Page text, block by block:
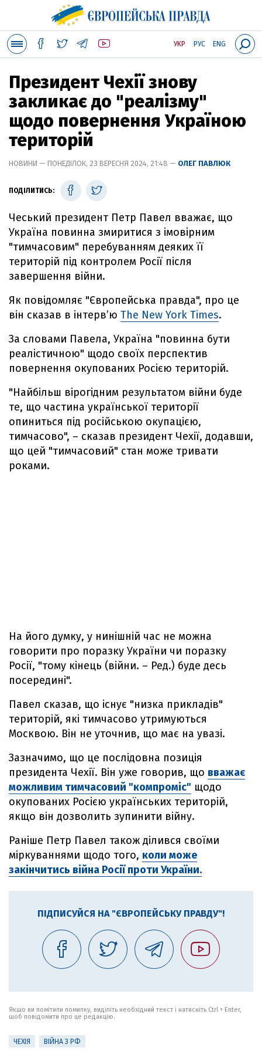
УКР РУС ENG
Президент Чехії знову
закликає до "реалізму"
щодо повернення Україною
територій
НОВИНИ — ПОНЕДІЛОК, 23 ВЕРЕСНЯ 2024, 21:48 — ОЛЕГ ПАВЛЮК
ПОДІЛИТИСЬ:
Чеський президент Петр Павел вважає, що
Україна повинна змиритися з імовірним
"тимчасовим" перебуванням деяких її
територій під контролем Росії після
завершення війни.
Як повідомляє "Європейська правда", про це
він сказав в інтерв’ю The New York Times.
За словами Павела, Україна "повинна бути
реалістичною" щодо своїх перспектив
повернення окупованих Росією територій.
"Найбільш вірогідним результатом війни буде
те, що частина української території
опиниться під російською окупацією,
тимчасово", – сказав президент Чехії, додавши,
що цей "тимчасовий" стан може тривати
роками.
На його думку, у нинішній час не можна
говорити про поразку України чи поразку
Росії, "тому кінець (війни. – Ред.) буде десь
посередині".
Павел сказав, що існує "низка прикладів"
територій, які тимчасово утримуються
Москвою. Він не уточнив, що має на увазі.
Зазначимо, що це послідовна позиція
президента Чехії. Він уже говорив, що вважає
можливим тимчасовий "компроміс" щодо
окупованих Росією українських територій,
якщо він дозволить зупинити війну.
Раніше Петр Павел також ділився своїми
міркуваннями щодо того, коли може
закінчитись війна Росії проти України.
ПІДПИСУЙСЯ НА "ЄВРОПЕЙСЬКУ ПРАВДУ"!
Якщо ви помітили помилку, виділіть необхідний текст і натисніть Ctrl + Enter,
щоб повідомити про це редакцію.
ЧЕХІЯ ВІЙНА З РФ